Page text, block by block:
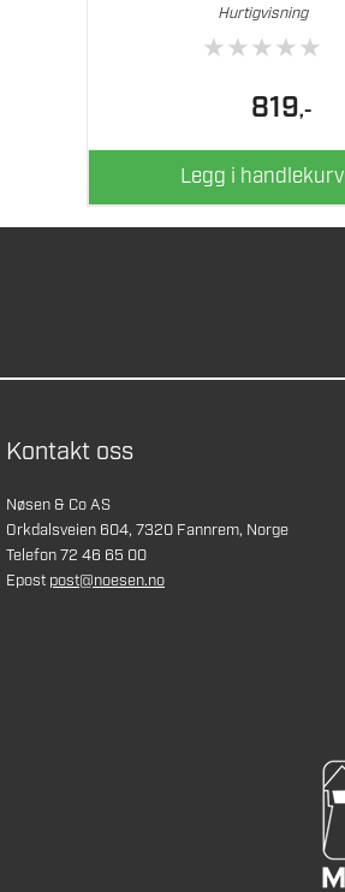
Hurtigvisning
★★★★★
819,-
Legg i handlekurv
Kontakt oss
Nøsen & Co AS
Orkdalsveien 604, 7320 Fannrem, Norge
Telefon 72 46 65 00
Epost post@noesen.no